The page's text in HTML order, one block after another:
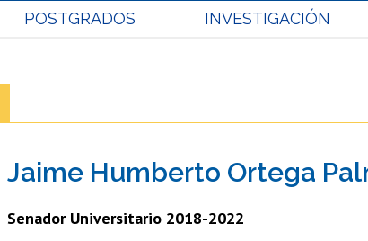
Cs.
Estudios
POSTGRADOS INVESTIGACIÓN
Jaime Humberto Ortega
Senador Universitario 2018-2022